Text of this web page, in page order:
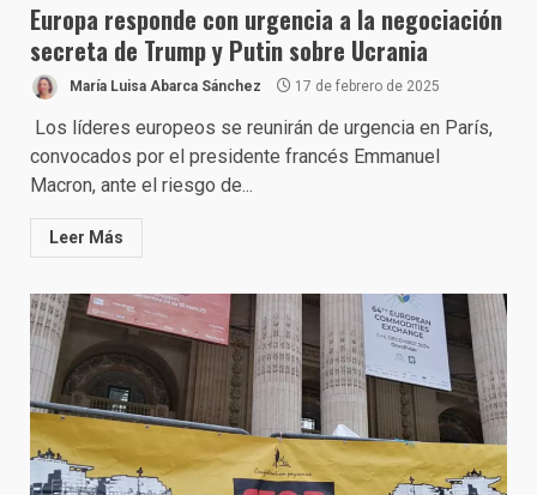
Europa responde con urgencia a la negociación
secreta de Trump y Putin sobre Ucrania
María Luisa Abarca Sánchez 17 de febrero de 2025
Los líderes europeos se reunirán de urgencia en París,
convocados por el presidente francés Emmanuel
Macron, ante el riesgo de...
Leer Más